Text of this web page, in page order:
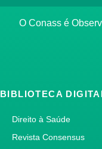
O Conass é
BIBLIOTECA
Direito à Saúde
Revista Consensus